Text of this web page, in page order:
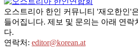
오스트리아 한인 커뮤니티 '재오한인'
들어집니다. 제보 및 문의는 아래 연락
다.
연락처: editor@korean.at